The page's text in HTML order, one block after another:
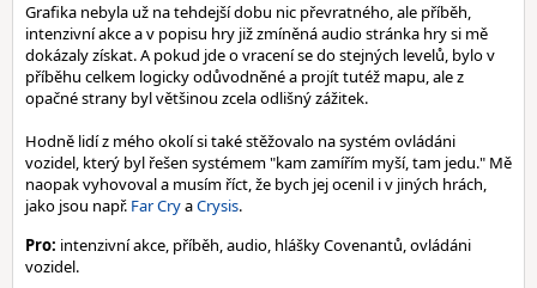
Grafika nebyla už na tehdejší dobu nic převratného, ale příběh,
intenzivní akce a v popisu hry již zmíněná audio stránka hry si mě
dokázaly získat. A pokud jde o vracení se do stejných levelů, bylo v
příběhu celkem logicky odůvodněné a projít tutéž mapu, ale z
opačné strany byl většinou zcela odlišný zážitek.
Hodně lidí z mého okolí si také stěžovalo na systém ovládáni
vozidel, který byl řešen systémem "kam zamířím myší, tam jedu." Mě
naopak vyhovoval a musím říct, že bych jej ocenil i v jiných hrách,
jako jsou např. Far CryaCrysis.
Pro: intenzivní akce, příběh, audio, hlášky Covenantů, ovládáni
vozidel.